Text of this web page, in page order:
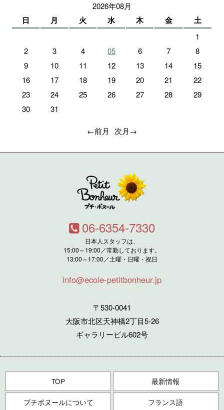
2026年08月
日 月 火 水 木 金 土
1
2
3 4 05 6 7
8
9
10 11 12 13 14
15
16
17 18 19 20 21
22
23
24 25 26 27 28
29
30
31
←前月 次月→
06-6354-7330
日本人スタッフは、
15:00～19:00／常勤しております。
13:00～17:00／土曜・日曜・祝日
info@ecole-petitbonheur.jp
〒530-0041
大阪市北区天神橋2丁目5-26
ギャラリービル602号
TOP 最新情報
プチボヌールについて フランス語